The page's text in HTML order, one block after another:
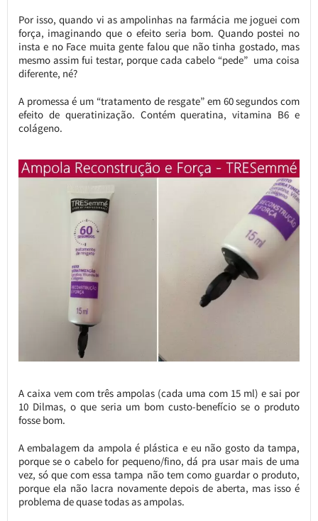
Por isso, quando vi as ampolinhas na farmácia me joguei com
força, imaginando que o efeito seria bom. Quando postei no
insta e no Face muita gente falou que não tinha gostado, mas
mesmo assim fui testar, porque cada cabelo “pede” uma coisa
diferente, né?
A promessa é um “tratamento de resgate” em 60 segundos com
efeito de queratinização. Contém queratina, vitamina B6 e
colágeno.
A caixa vem com três ampolas (cada uma com 15 ml) e sai por
10 Dilmas, o que seria um bom custo-benefício se o produto
fosse bom.
A embalagem da ampola é plástica e eu não gosto da tampa,
porque se o cabelo for pequeno/fino, dá pra usar mais de uma
vez, só que com essa tampa não tem como guardar o produto,
porque ela não lacra novamente depois de aberta, mas isso é
problema de quase todas as ampolas.